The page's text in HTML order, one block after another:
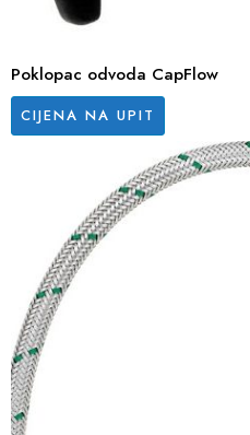
Poklopac odvoda CapFlow
CIJENA NA UPIT